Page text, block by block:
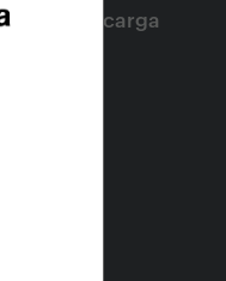
Descarga